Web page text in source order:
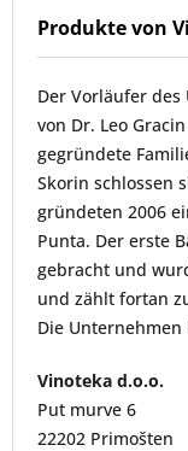
Produkte von
Der Vorläufer des
von Dr. Leo Gracin
gegründete
Skorin schlossen
gründeten 2006
Punta. Der erste
gebracht und
und zählt fortan
Die
Vinoteka d.o.o.
Put murve 6
22202 Primošten